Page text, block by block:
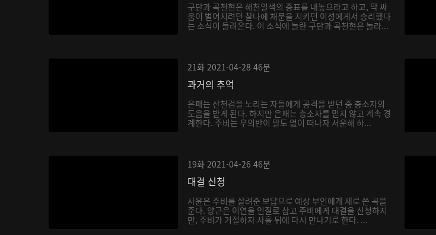
구단과 곡천현은 해천일색의 증표를 내놓으라고 하고, 막 싸
움이 벌어지려던 찰나에 채문을 지키던 이성에게서 승리했다
는 소식이 들려온다. 이 소식에 놀란 구단과 곡천현은 놀라...
21화 2021-04-28 46분
과거의 추억
은패는 산천검을 노리는 자들에게 공격을 받던 중 충소자의
도움을 받게 된다. 하지만 은패는 충소자를 믿지 않고 계속 경
계한다. 주비는 우의반이 말도 없이 떠나자 서운해 하...
19화 2021-04-26 46분
대결 신청
사윤은 주비를 살려준 보답으로 예상 부인에게 새로 쓴 곡을
준다. 양근은 이연을 인질로 삼고 주비에게 대결을 신청하지
만, 주비가 거절하자 사흘 뒤에 다시 만나기로 한다. ...